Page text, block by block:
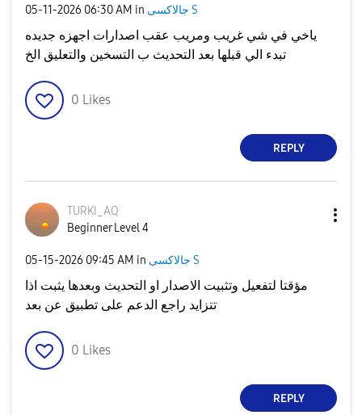
‎05-11-2026 06:30 AM in جالاكسى S
ياخي في شي غريب ومريب عقب اصدارات اجهزه جديده
تبدء الي قبلها بعد التحديث ب التسخين والتعليق الخ
0 Likes
REPLY
TURKI_AQ
Beginner Level 4
‎05-15-2026 09:45 AM in جالاكسى S
مؤقتا لتفعيل وتثبيت الاصدار او التحديث وبعدها يثبت اذا
تتزايد راجع الدعم على تطبيق عن بعد
0 Likes
REPLY